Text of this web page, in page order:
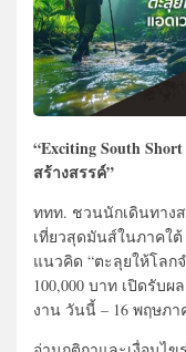
“Exciting South
สร้างสรรค์”
ททท. ชวนนักเดินทาง
เที่ยวสุดมันส์ในภาคใ
แนวคิด “ตะลุยให้โลก
100,000 บาท เปิดรับ
งาน วันนี้ – 16 พฤษภา